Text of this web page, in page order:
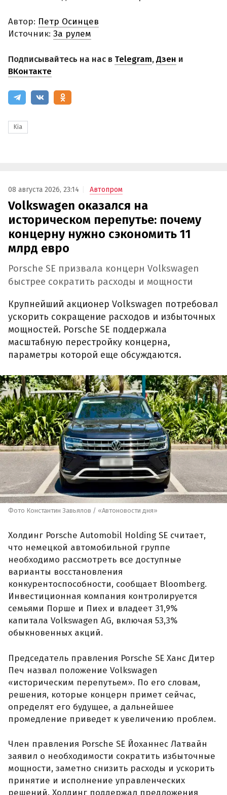
Автор: Петр Осинцев
Источник: За рулем
Подписывайтесь на нас в Telegram,Дзен и
ВКонтакте
Kia
08 августа 2026, 23:14 Автопром
Volkswagen оказался на
историческом перепутье: почему
концерну нужно сэкономить 11
млрд евро
Porsche SE призвала концерн Volkswagen
быстрее сократить расходы и мощности
Крупнейший акционер Volkswagen потребовал
ускорить сокращение расходов и избыточных
мощностей. Porsche SE поддержала
масштабную перестройку концерна,
параметры которой еще обсуждаются.
Фото Константин Завьялов / «Автоновости дня»
Холдинг Porsche Automobil Holding SE считает,
что немецкой автомобильной группе
необходимо рассмотреть все доступные
варианты восстановления
конкурентоспособности, сообщает Bloomberg.
Инвестиционная компания контролируется
семьями Порше и Пиех и владеет 31,9%
капитала Volkswagen AG, включая 53,3%
обыкновенных акций.
Председатель правления Porsche SE Ханс Дитер
Печ назвал положение Volkswagen
«историческим перепутьем». По его словам,
решения, которые концерн примет сейчас,
определят его будущее, а дальнейшее
промедление приведет к увеличению проблем.
Член правления Porsche SE Йоханнес Латвайн
заявил о необходимости сократить избыточные
мощности, заметно снизить расходы и ускорить
принятие и исполнение управленческих